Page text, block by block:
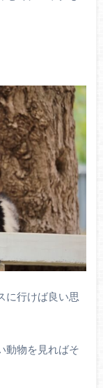
に行けば良い思
動物を見ればそ